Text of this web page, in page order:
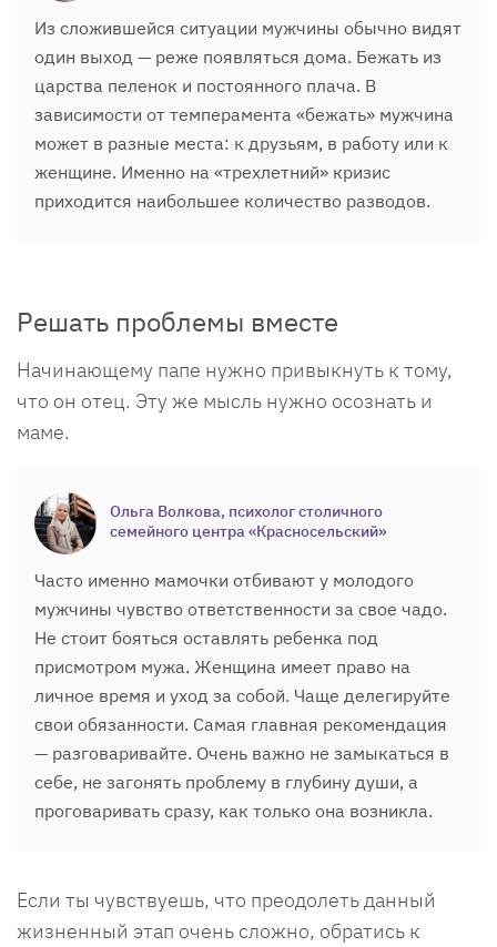
Из сложившейся ситуации мужчины обычно видят
один выход — реже появляться дома. Бежать из
царства пеленок и постоянного плача. В
зависимости от темперамента «бежать» мужчина
может в разные места: к друзьям, в работу или к
женщине. Именно на «трехлетний» кризис
приходится наибольшее количество разводов.
Решать проблемы вместе
Начинающему папе нужно привыкнуть к тому,
что он отец. Эту же мысль нужно осознать и
маме.
Ольга Волкова, психолог столичного
семейного центра «Красносельский»
Часто именно мамочки отбивают у молодого
мужчины чувство ответственности за свое чадо.
Не стоит бояться оставлять ребенка под
присмотром мужа. Женщина имеет право на
личное время и уход за собой. Чаще делегируйте
свои обязанности. Самая главная рекомендация
— разговаривайте. Очень важно не замыкаться в
себе, не загонять проблему в глубину души, а
проговаривать сразу, как только она возникла.
Если ты чувствуешь, что преодолеть данный
жизненный этап очень сложно, обратись к